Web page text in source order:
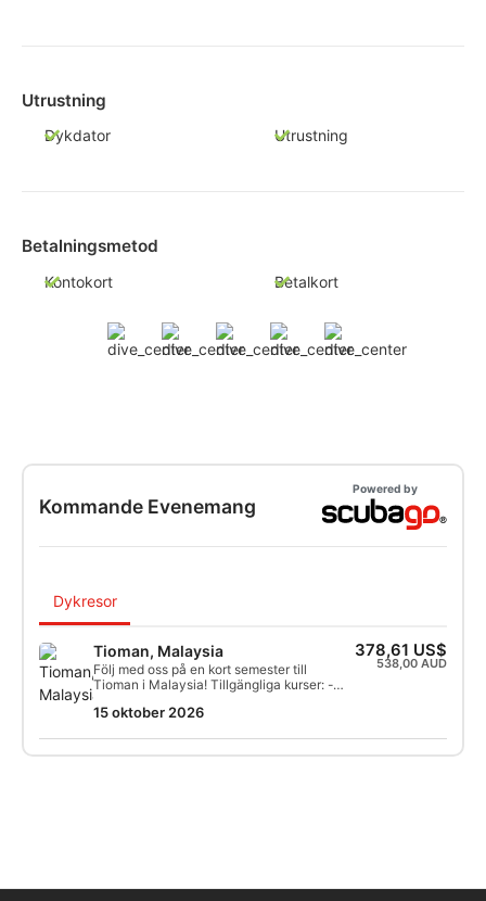
Utrustning
Dykdator Utrustning
Betalningsmetod
Kontokort Betalkort
Kommande Evenemang
Powered by
Dykresor
Tioman, Malaysia
Följ med oss på en kort semester till
Tioman i Malaysia! Tillgängliga kurser: -
Vrakdykning/Avancerad vrakdykning -
15 oktober 2026
378,61 US$
538,00 AUD